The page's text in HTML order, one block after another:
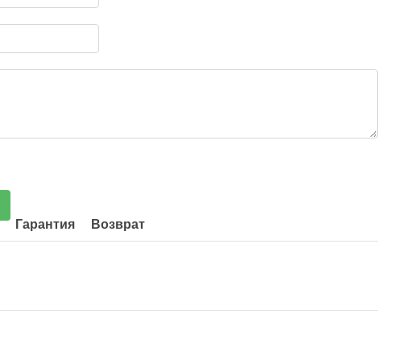
Гарантия Возврат